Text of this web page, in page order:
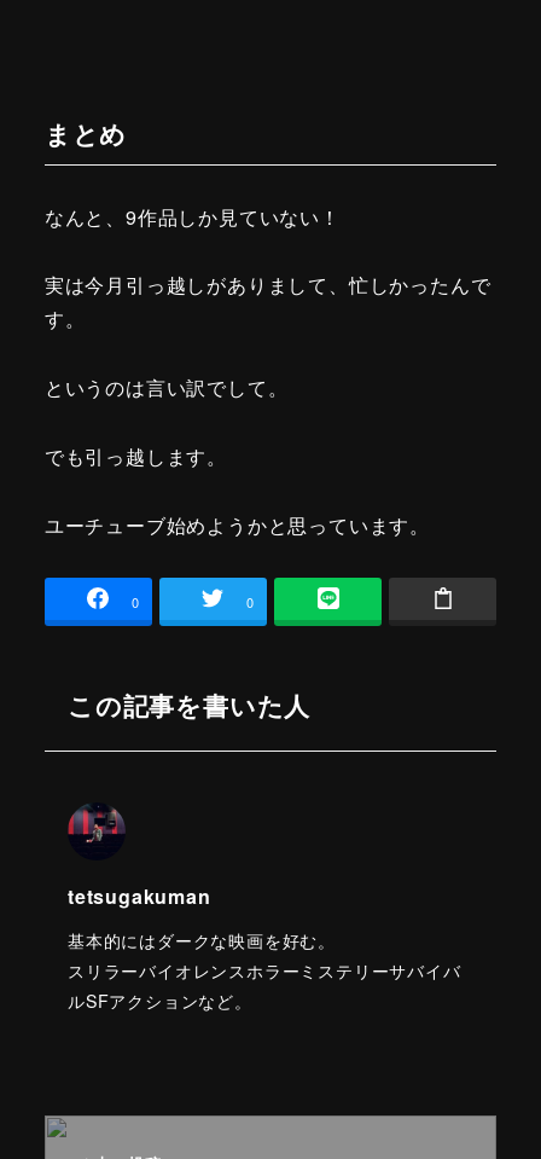
まとめ
なんと、9作品しか見ていない！
実は今月引っ越しがありまして、忙しかったんで
す。
というのは言い訳でして。
でも引っ越します。
ユーチューブ始めようかと思っています。
0 0
この記事を書いた人
tetsugakuman
基本的にはダークな映画を好む。
スリラーバイオレンスホラーミステリーサバイバ
ルSFアクションなど。